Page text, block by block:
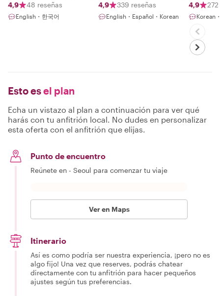
4,9
48 reseñas
English・한국어
4,9 339 reseñas
English・Español・Korean
4,9
Korean
Esto esel plan
Echa un vistazo al plan a continuación para ver qué
harás con tu anfitrión local. No dudes en personalizar
esta oferta con el anfitrión que elijas.
Punto de encuentro
Reúnete en - Seoul para comenzar tu viaje
Ver en Maps
Itinerario
Así es como podría ser nuestra experiencia, ¡pero no es
algo fijo! Una vez que reserves, podrás chatear
directamente con tu anfitrión para hacer pequeños
ajustes según tus preferencias.